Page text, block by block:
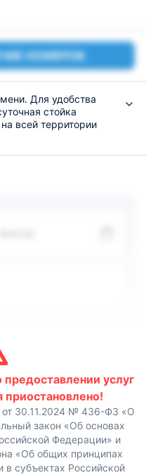
НОМЕРОВ
Для удобства
стойка
всей территории
также мини-баром.
услуг
от 30.11.2024 № 436-ФЗ «О
закон «Об основах
Федерации» и
«Об общих принципах
в субъектах Российской